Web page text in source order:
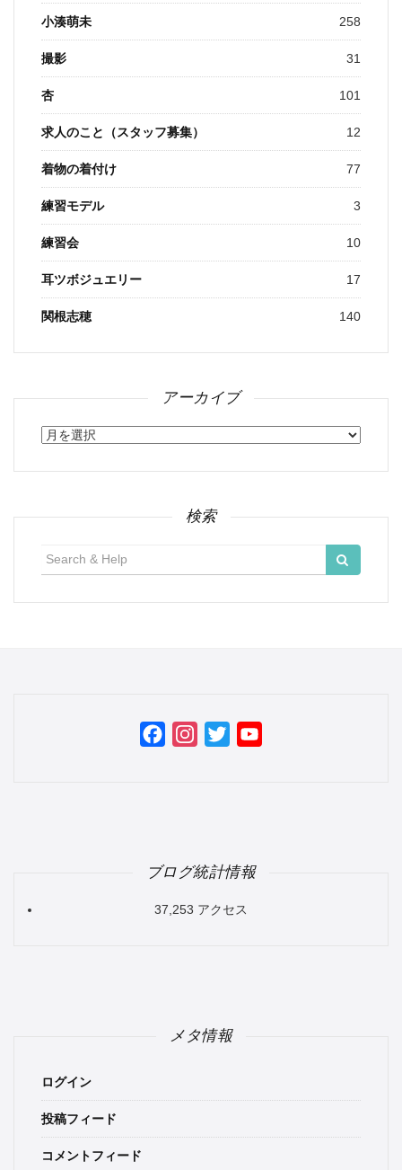
小湊萌未 258
撮影 31
杏 101
求人のこと（スタッフ募集） 12
着物の着付け 77
練習モデル 3
練習会 10
耳ツボジュエリー 17
関根志穂 140
アーカイブ
ア
カ
検索
FacebookInstagram
Twitter
ブログ統計情報
37,253 アクセス
メタ情報
ログイン
投稿フィード
コメントフィード